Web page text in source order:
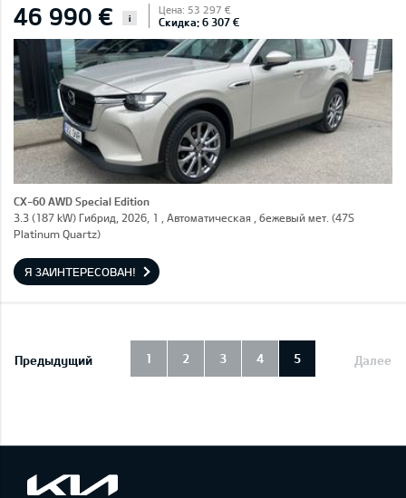
46 990 € i
Цена: 53 297 €
Скидка: 6 307 €
CX-60 AWD Special Edition
3.3 (187 kW) Гибрид, 2026, 1 , Автоматическая , бежевый мет. (47S
Platinum Quartz)
Я ЗАИНТЕРЕСОВАН!
Предыдущий Далее
1 2 3 4 5